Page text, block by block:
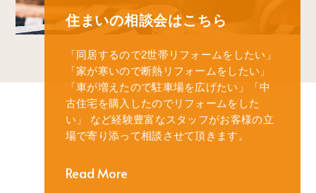
住まいの相談会はこちら
「同居するので2世帯リフォームをしたい」
「家が寒いので断熱リフォームをしたい」
「車が増えたので駐車場を広げたい」
「中
古住宅を購入したのでリフォームをした
い」
など経験豊富なスタッフがお客様の立
場で寄り添って相談させて頂きます。
Read More